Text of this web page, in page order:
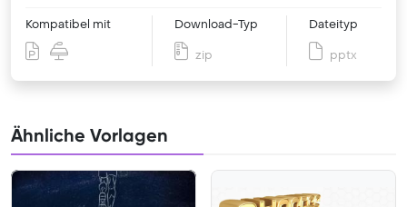
Kompatibel mit Download-Typ
zip
Dateityp
pptx
Ähnliche Vorlagen